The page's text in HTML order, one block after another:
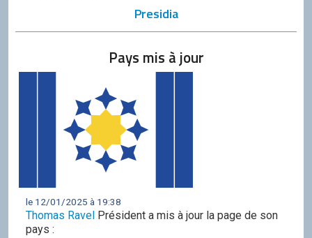
Presidia
Pays mis à jour
le 12/01/2025 à 19:38
Thomas Ravel Président a mis à jour la page de son
pays :